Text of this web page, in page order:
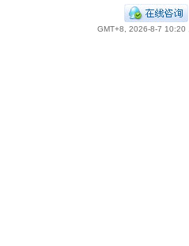
GMT+8, 2026-8-7 10:20